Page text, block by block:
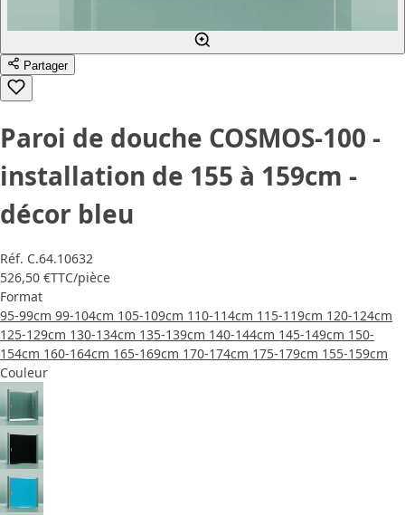
Partager
Paroi de douche COSMOS-100 -
installation de 155 à 159cm -
décor bleu
Réf. C.64.10632
526,50 €TTC/pièce
Format
95-99cm 99-104cm 105-109cm 110-114cm 115-119cm 120-124cm
125-129cm 130-134cm 135-139cm 140-144cm 145-149cm 150-
154cm 160-164cm 165-169cm 170-174cm 175-179cm 155-159cm
Couleur